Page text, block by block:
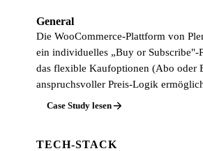
General
Die WooCommerce-Plattform von
ein individuelles „Buy or Subscribe"-
das flexible Kaufoptionen (Abo oder
anspruchsvoller Preis-Logik
Case Study lesen
TECH-STACK